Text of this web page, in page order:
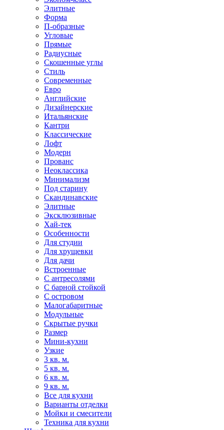
Элитные
Форма
П-образные
Угловые
Прямые
Радиусные
Скошенные углы
Стиль
Современные
Евро
Английские
Дизайнерские
Итальянские
Кантри
Классические
Лофт
Модерн
Прованс
Неоклассика
Минимализм
Под старину
Скандинавские
Элитные
Эксклюзивные
Хай-тек
Особенности
Для студии
Для хрущевки
Для дачи
Встроенные
С антресолями
С барной стойкой
С островом
Малогабаритные
Модульные
Скрытые ручки
Размер
Мини-кухни
Узкие
3 кв. м.
5 кв. м.
6 кв. м.
9 кв. м.
Все для кухни
Варианты отделки
Мойки и смесители
Техника для кухни